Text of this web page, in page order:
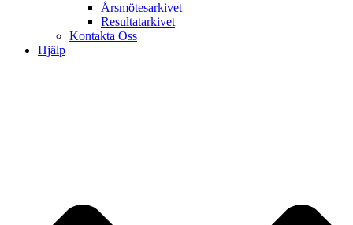
Årsmötesarkivet
Resultatarkivet
Kontakta Oss
Hjälp